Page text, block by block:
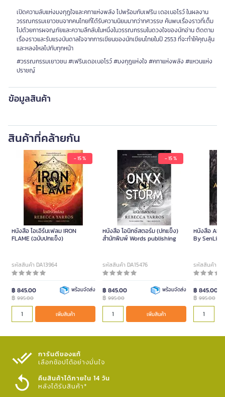
เปิดความลับแห่งมงกุฎใจและคทาแห่งพลัง ไปพร้อมกับเฟริน เดอเบอโรว์ ในผลงาน
วรรณกรรมเยาวชนจากคนไทยที่ได้รับความนิยมมากว่าทศวรรษ ค้นพบเรื่องราวที่เต็ม
ไปด้วยการผจญภัยและความลึกลับในหนึ่งในวรรณกรรมในดวงใจของนักอ่าน ติดตาม
เรื่องราวและรับแรงบันดาลใจจากการเขียนของนักเขียนไทยในปี 2553 ที่จะทำให้คุณลุ้น
และหลงใหลไปกับทุกหน้า
#วรรณกรรมเยาวชน #เฟรินเดอเบอโรว์ #มงกุฎแห่งใจ #คทาแห่งพลัง #แหวนแห่ง
ปราชญ์
ข้อมูลสินค้า
สินค้าที่คล้ายกัน
- 15 %
หนังสือ ไอเอิร์นเฟลม IRON
FLAME (ฉบับปกแข็ง)
รหัสสินค้า DA13964
฿ 845.00
฿ 995.00
พร้อมจัดส่ง
เพิ่มสินค้า
- 15 %
หนังสือ โอนิกซ์สตอร์ม (ปกแข็ง)
สำนักพิมพ์ Words publishing
รหัสสินค้า DA15476
฿ 845.00
฿ 995.00
พร้อมจัดส่ง
เพิ่มสินค้า
หนังสือ
By
รหัสสินค้า
฿ 845.00
฿995.00
การันตีของแท้
เลือกช้อปได้อย่างมั่นใจ​
คืนสินค้าได้ภายใน 14 วัน
หลังได้รับสินค้า*